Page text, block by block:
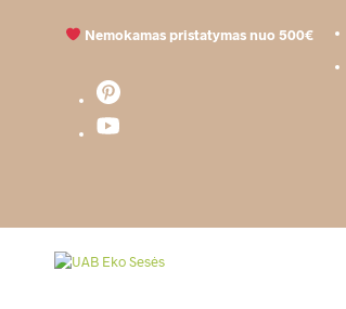
Nemokamas pristatymas nuo 500€